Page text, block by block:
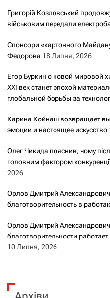
Григорій Козловський
військовим передали
Спонсори «картонного
Федорова 18 Липня, 2026
Егор Буркин о новой мировой
XXI век станет эпохой
глобальной борьбы за
Карина Койнаш возвращает
эмоции и настоящее искусство
Олег Чикида пояснив, чому
головним фактором
2026
Орлов Дмитрий
благотворительность в
Орлов Дмитрий
благотворительности
10 Липня, 2026